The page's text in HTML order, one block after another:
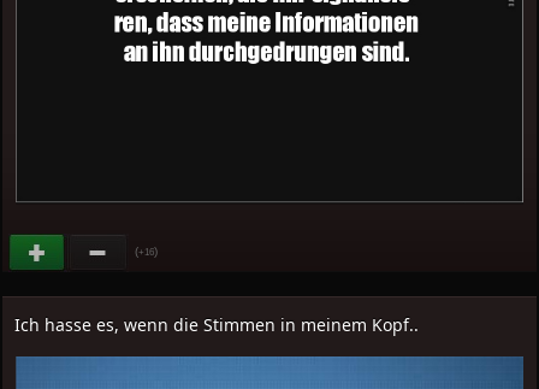
(+16)
Ich hasse es, wenn die Stimmen in meinem Kopf..